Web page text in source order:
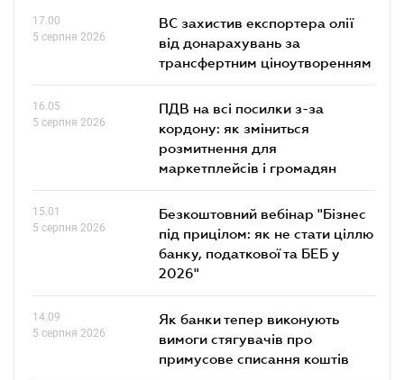
17.00
5 серпня 2026
ВС захистив експортера олії
від донарахувань за
трансфертним ціноутворенням
16.05
5 серпня 2026
ПДВ на всі посилки з-за
кордону: як зміниться
розмитнення для
маркетплейсів і громадян
15.01
5 серпня 2026
Безкоштовний вебінар "Бізнес
під прицілом: як не стати ціллю
банку, податкової та БЕБ у
2026"
14.09
5 серпня 2026
Як банки тепер виконують
вимоги стягувачів про
примусове списання коштів